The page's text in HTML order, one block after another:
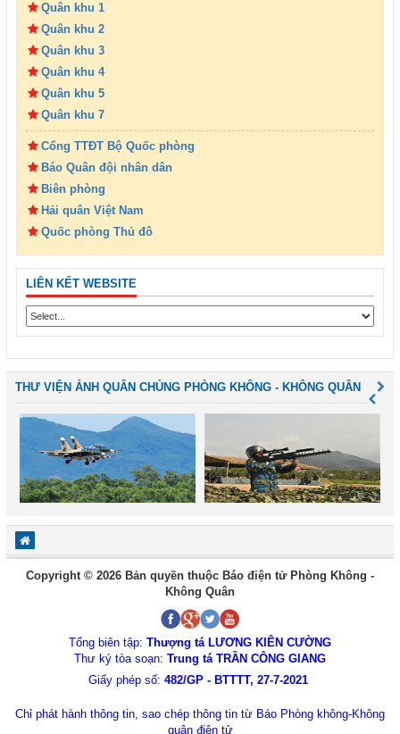
Quân khu 1
Quân khu 2
Quân khu 3
Quân khu 4
Quân khu 5
Quân khu 7
Cổng TTĐT Bộ Quốc phòng
Báo Quân đội nhân dân
Biên phòng
Hải quân Việt Nam
Quốc phòng Thủ đô
LIÊN KẾT WEBSITE
THƯ VIỆN ẢNH QUÂN CHỦNG PHÒNG KHÔNG - KHÔNG QUÂN
Copyright © 2026 Bản quyền thuộc Báo điện tử Phòng Không -
Không Quân
Tổng biên tập: Thượng tá LƯƠNG KIÊN CƯỜNG
Thư ký tòa soạn: Trung tá TRẦN CÔNG GIANG
Giấy phép số: 482/GP - BTTTT, 27-7-2021
Chỉ phát hành thông tin, sao chép thông tin từ Báo Phòng không-Không
quân điện tử